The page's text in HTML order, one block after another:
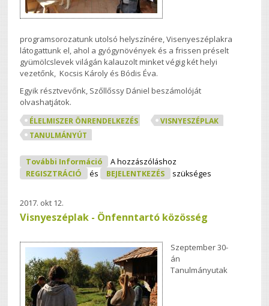
programsorozatunk utolsó helyszínére, Visenyeszéplakra
látogattunk el, ahol a gyógynövények és a frissen préselt
gyümölcslevek világán kalauzolt minket végig két helyi
vezetőnk, Kocsis Károly és Bódis Éva.
Egyik résztvevőnk, Szőllőssy Dániel beszámolóját
olvashatjátok.
ÉLELMISZER ÖNRENDELKEZÉS
VISNYESZÉPLAK
TANULMÁNYÚT
További Információ Gyógynövények És Gyümölcsök
Nyomában Visnyeszéplakon
Tartalommal Kapcsolatosan
A hozzászóláshoz
REGISZTRÁCIÓ
és BEJELENTKEZÉS szükséges
2017. okt 12.
Visnyeszéplak - Önfenntartó közösség
Szeptember 30-
án
Tanulmányutak